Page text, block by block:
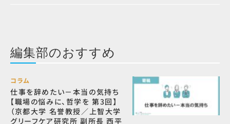
編集部のおすすめ
コラム
仕事を辞めたい－本当の気持ち
【職場の悩みに、哲学を 第3回】
（京都大学 名誉教授／上智大学
グリーフケア研究所 副所長 西平